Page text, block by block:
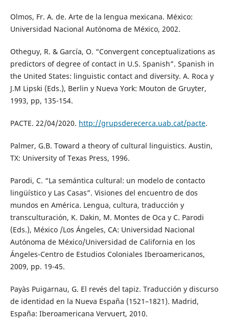
Olmos, Fr. A. de. Arte de la lengua mexicana. México:
Universidad Nacional Autónoma de México, 2002.
Otheguy, R. & García, O. “Convergent conceptualizations as
predictors of degree of contact in U.S. Spanish”. Spanish in
the United States: linguistic contact and diversity. A. Roca y
J.M Lipski (Eds.), Berlin y Nueva York: Mouton de Gruyter,
1993, pp, 135-154.
PACTE. 22/04/2020. http://grupsderecerca.uab.cat/pacte.
Palmer, G.B. Toward a theory of cultural linguistics. Austin,
TX: University of Texas Press, 1996.
Parodi, C. “La semántica cultural: un modelo de contacto
lingüístico y Las Casas”. Visiones del encuentro de dos
mundos en América. Lengua, cultura, traducción y
transculturación, K. Dakin, M. Montes de Oca y C. Parodi
(Eds.), México /Los Ángeles, CA: Universidad Nacional
Autónoma de México/Universidad de California en los
Ángeles-Centro de Estudios Coloniales Iberoamericanos,
2009, pp. 19-45.
Payàs Puigarnau, G. El revés del tapiz. Traducción y discurso
de identidad en la Nueva España (1521–1821). Madrid,
España: Iberoamericana Vervuert, 2010.